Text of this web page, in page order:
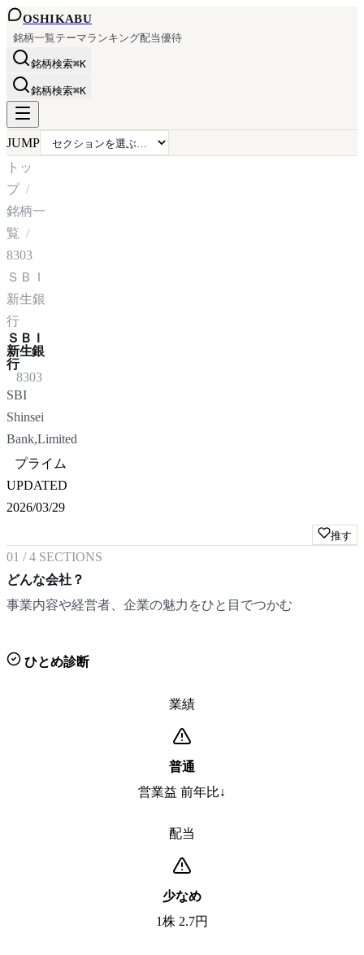
OSHIKABU
銘柄一覧テーマランキング配当優待
銘柄検索⌘K
銘柄検索⌘K
JUMP
トッ
プ
銘柄一
覧
8303
ＳＢＩ
新生銀
行
ＳＢＩ
新生銀
行
8303
SBI
Shinsei
Bank,Limited
プライム
UPDATED
2026/03/29
推す
01 /4 SECTIONS
どんな会社？
事業内容や経営者、企業の魅力をひと目でつかむ
ひとめ診断
業績
普通
営業益 前年比↓
配当
少なめ
1株 2.7円